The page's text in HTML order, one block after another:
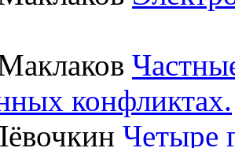
конфликтах.
Четыре